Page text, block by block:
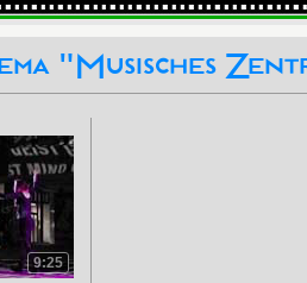
"Musisches
9:25